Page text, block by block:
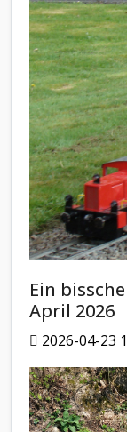
Ein
April 2026
2026-04-23